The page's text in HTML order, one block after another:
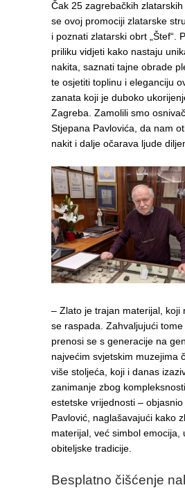
Čak 25 zagrebačkih
se ovoj promociji zlatarske
i poznati zlatarski obrt „Štef“.
priliku vidjeti kako nastaju
nakita, saznati tajne obrade
te osjetiti toplinu i eleganciju
zanata koji je duboko
Zagreba. Zamolili smo
Stjepana Pavlovića, da nam
nakit i dalje očarava ljude
– Zlato je trajan materijal, koji
se raspada. Zahvaljujući
prenosi se s generacije na
najvećim svjetskim muzejima
više stoljeća, koji i danas
zanimanje zbog
estetske vrijednosti – objasnio
Pavlović, naglašavajući kako
materijal, već simbol emocija,
obiteljske tradicije.
Besplatno čišćenje